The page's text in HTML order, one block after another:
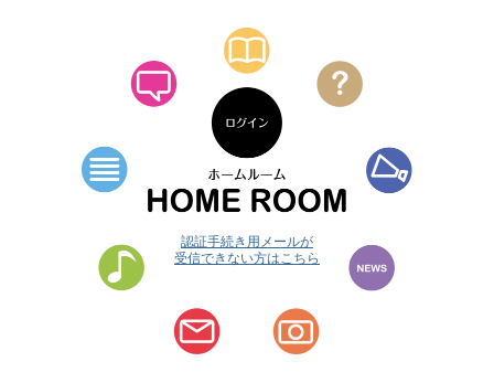
認証手続き用メールが
受信できない方はこちら